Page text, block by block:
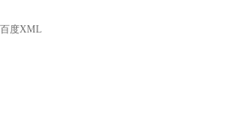
百度XML